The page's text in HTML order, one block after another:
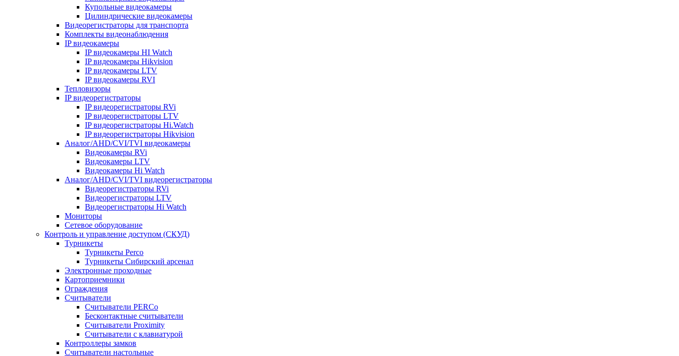
Купольные видеокамеры
Цилиндрические видеокамеры
Видеорегистраторы для транспорта
Комплекты видеонаблюдения
IP видеокамеры
IP видеокамеры HI Watch
IP видеокамеры Hikvision
IP видеокамеры LTV
IP видеокамеры RVI
Тепловизоры
IP видеорегистраторы
IP видеорегистраторы RVi
IP видеорегистраторы LTV
IP видеорегистраторы Hi.Watch
IP видеорегистраторы Hikvision
Аналог/AHD/CVI/TVI видеокамеры
Видеокамеры RVi
Видеокамеры LTV
Видеокамеры Hi Watch
Аналог/AHD/CVI/TVI видеорегистраторы
Видеорегистраторы RVi
Видеорегистраторы LTV
Видеорегистраторы Hi Watch
Мониторы
Сетевое оборудование
Контроль и управление доступом (СКУД)
Турникеты
Турникеты Perco
Турникеты Сибирский арсенал
Электронные проходные
Картоприемники
Ограждения
Считыватели
Считыватели PERCo
Бесконтактные считыватели
Считыватели Proximity
Считыватели с клавиатурой
Контроллеры замков
Считыватели настольные